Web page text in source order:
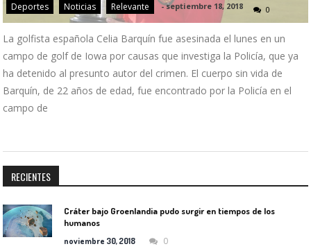
Deportes Noticias Relevante -septiembre 18, 2018 0
La golfista española Celia Barquín fue asesinada el lunes en un
campo de golf de Iowa por causas que investiga la Policía, que ya
ha detenido al presunto autor del crimen. El cuerpo sin vida de
Barquín, de 22 años de edad, fue encontrado por la Policía en el
campo de
RECIENTES
Cráter bajo Groenlandia pudo surgir en tiempos de los
humanos
noviembre 30, 2018 0